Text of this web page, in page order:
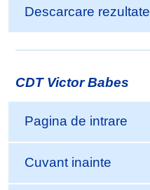
Descarcare rezultate
CDT Victor Babes
Pagina de intrare
Cuvant inainte